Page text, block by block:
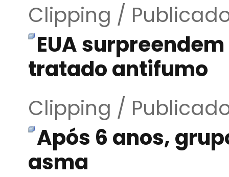
Clipping /
EUA
tratado antifumo
Clipping /
Após 6 anos,
asma